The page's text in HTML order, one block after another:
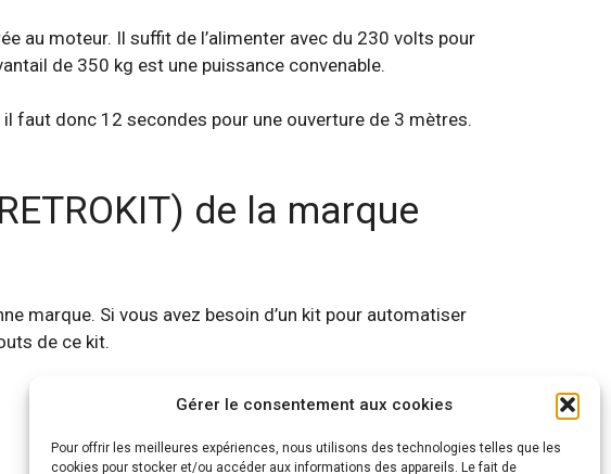
Gérer le consentement aux cookies
Pour offrir les meilleures expériences, nous utilisons des technologies telles que les
cookies pour stocker et/ou accéder aux informations des appareils. Le fait de
au moteur. Il suffit de l’alimenter avec du 230 volts pour
de 350 kg est une puissance convenable.
faut donc 12 secondes pour une ouverture de 3 mètres.
de la marque
marque. Si vous avez besoin d’un kit pour automatiser
de ce kit.